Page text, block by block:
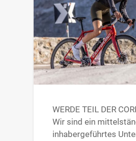
WERDE TEIL DER
Wir sind ein
inhabergeführtes